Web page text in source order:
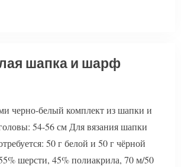
шапка и шарф
черно-белый комплект из шапки и
54-56 см Для вязания шапки
50 г белой и 50 г чёрной
шерсти, 45% полиакрила, 70 м/50